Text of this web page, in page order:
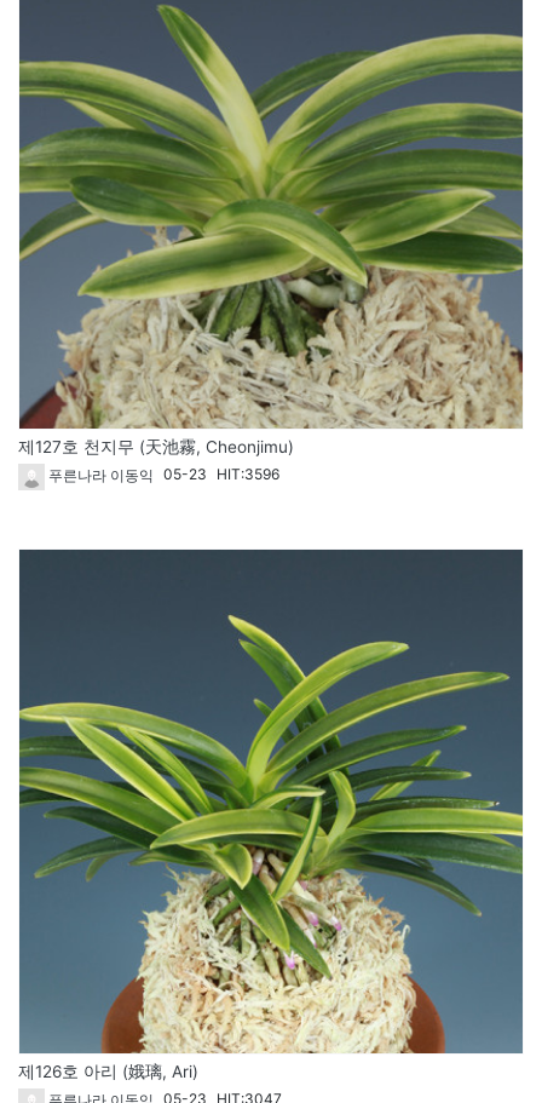
제127호 천지무 (天池霧, Cheonjimu)
푸른나라 이동익 05-23 HIT:3596
제126호 아리 (娥璃, Ari)
05-23 HIT:3047